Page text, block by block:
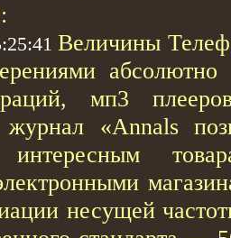
:
Величины
мп3
«Annals
интересным
несущей